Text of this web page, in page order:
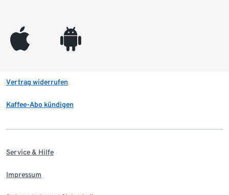
appleinc android
Vertrag widerrufen
Kaffee-Abo kündigen
Service & Hilfe
Impressum